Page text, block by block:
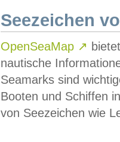
Seezeichen
OpenSeaMap ↗
nautische
Seamarks sind
Booten und Schiffen
von Seezeichen wie